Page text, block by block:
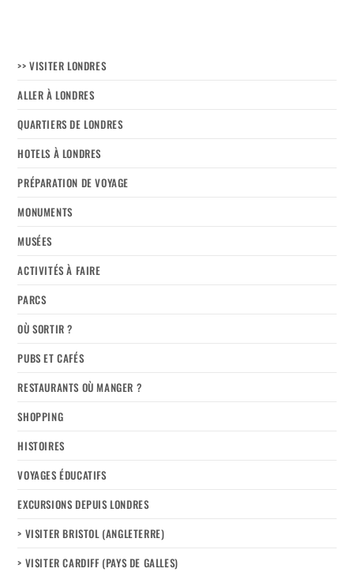
>> VISITER LONDRES
ALLER À LONDRES
QUARTIERS DE LONDRES
HOTELS À LONDRES
PRÉPARATION DE VOYAGE
MONUMENTS
MUSÉES
ACTIVITÉS À FAIRE
PARCS
OÙ SORTIR ?
PUBS ET CAFÉS
RESTAURANTS OÙ MANGER ?
SHOPPING
HISTOIRES
VOYAGES ÉDUCATIFS
EXCURSIONS DEPUIS LONDRES
> VISITER BRISTOL (ANGLETERRE)
> VISITER CARDIFF (PAYS DE GALLES)